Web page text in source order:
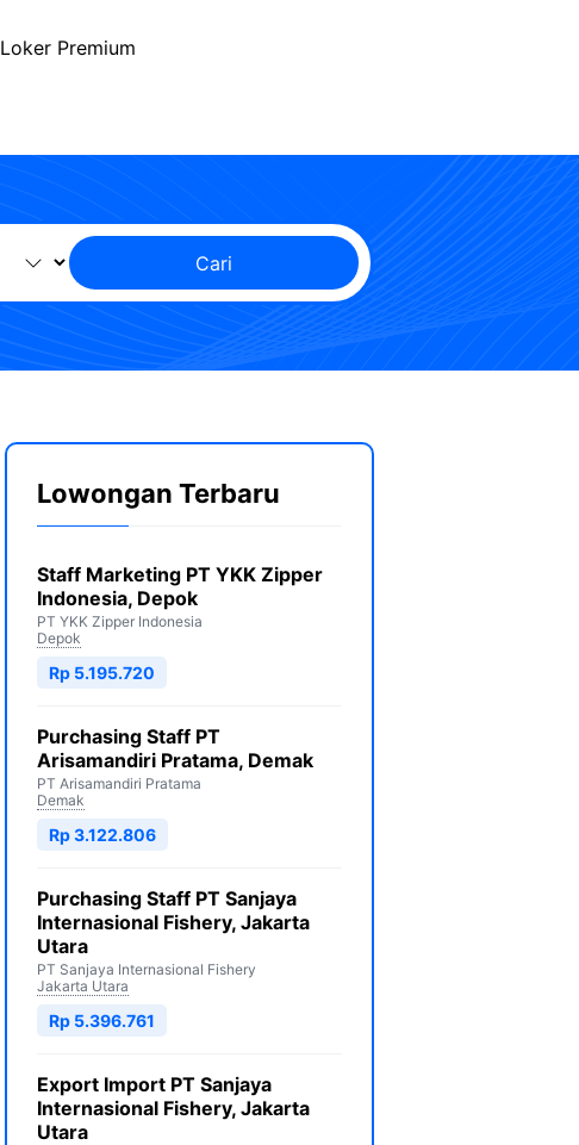
Loker Premium
Cari
Lowongan Terbaru
Staff Marketing PT YKK Zipper
Indonesia, Depok
PT YKK Zipper Indonesia
Depok
Rp 5.195.720
Purchasing Staff PT
Arisamandiri Pratama, Demak
PT Arisamandiri Pratama
Demak
Rp 3.122.806
Purchasing Staff PT Sanjaya
Internasional Fishery, Jakarta
Utara
PT Sanjaya Internasional Fishery
Jakarta Utara
Rp 5.396.761
Export Import PT Sanjaya
Internasional Fishery, Jakarta
Utara